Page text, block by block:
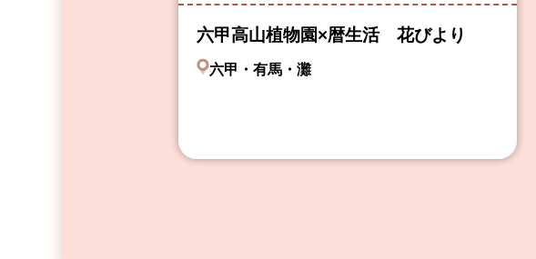
六甲高山植物園×暦生活 花びより
六甲・有馬・灘